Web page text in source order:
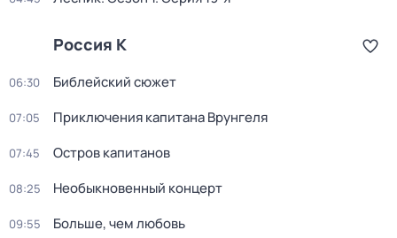
Россия К
06:30 Библейский сюжет
07:05 Приключения капитана Врунгеля
07:45 Остров капитанов
08:25 Необыкновенный концерт
09:55 Больше, чем любовь